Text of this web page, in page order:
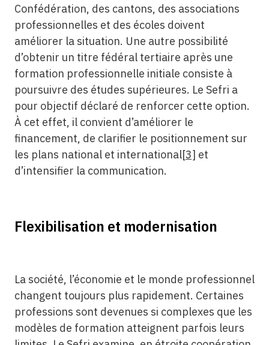
Confédération, des cantons, des associations
professionnelles et des écoles doivent
améliorer la situation. Une autre possibilité
d’obtenir un titre fédéral tertiaire après une
formation professionnelle initiale consiste à
poursuivre des études supérieures. Le Sefri a
pour objectif déclaré de renforcer cette option.
À cet effet, il convient d’améliorer le
financement, de clarifier le positionnement sur
les plans national et international[3] et
d’intensifier la communication.
Flexibilisation et modernisation
La société, l’économie et le monde professionnel
changent toujours plus rapidement. Certaines
professions sont devenues si complexes que les
modèles de formation atteignent parfois leurs